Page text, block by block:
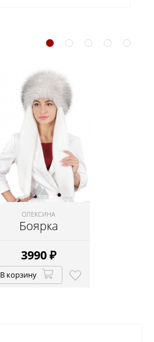
ОЛЕКСИНА
Боярка
3990₽
В корзину